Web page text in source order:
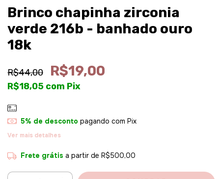
Brinco chapinha zirconia
verde 216b - banhado ouro
18k
R$44,00 R$19,00
R$18,05 com Pix
5% de desconto pagando com Pix
Ver mais detalhes
Frete grátis a partir de R$500,00